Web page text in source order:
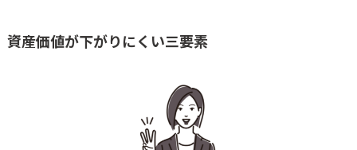
資産価値が下がりにくい三要素